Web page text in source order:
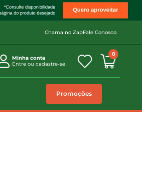
Chama no ZapFale Conosco
Minha conta
Entre ou cadastre-se
0
Promoções